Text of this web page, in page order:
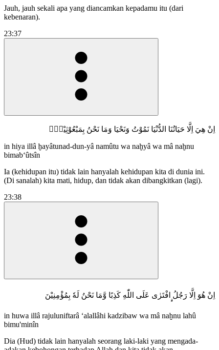
Jauh, jauh sekali apa yang diancamkan kepadamu itu (dari
kebenaran).
23:37
اِنْ هِيَ اِلَّا حَيَاتُنَا الدُّنْيَا نَمُوْتُ وَنَحْيَا وَمَا نَحْنُ بِمَبْعُوْثِيْنَۖ
in hiya illâ ḫayâtunad-dun-yâ namûtu wa naḫyâ wa mâ naḫnu
bimab‘ûtsîn
Ia (kehidupan itu) tidak lain hanyalah kehidupan kita di dunia ini.
(Di sanalah) kita mati, hidup, dan tidak akan dibangkitkan (lagi).
23:38
اِنْ هُوَ اِلَّا رَجُلُ ࣙافْتَرٰى عَلَى اللّٰهِ كَذِبًا وَّمَا نَحْنُ لَهٗ بِمُؤْمِنِيْنَ
in huwa illâ rajuluniftarâ ‘alallâhi kadzibaw wa mâ naḫnu lahû
bimu'minîn
Dia (Hud) tidak lain hanyalah seorang laki-laki yang mengada-